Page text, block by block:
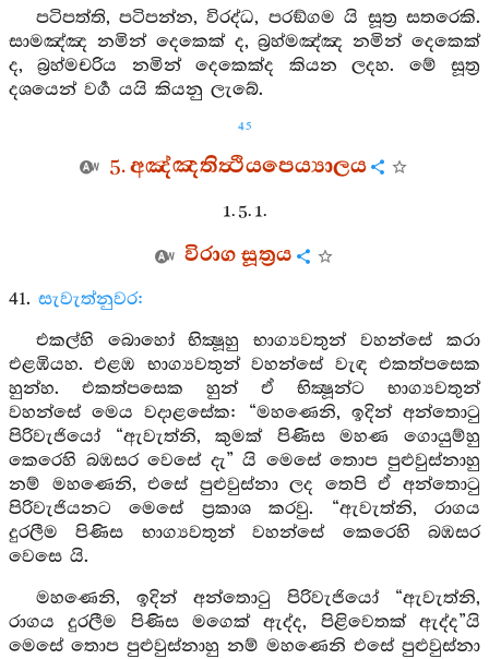
පටිපත්ති, පටිපන්න, විරද්ධ, පරඞ්ගම යි සූත්‍ර සතරෙකි.
සාමඤ්ඤ නමින් දෙකෙක් ද, බ්‍රහ්මඤ්ඤ නමින් දෙකෙක්
ද, බ්‍රහ්මචරිය නමින් දෙකෙක්ද කියන ලදහ. මේ සූත්‍ර
දශයෙන් වර්‍ග යයි කියනු ලැබේ.
45
5. අඤ්ඤතිත්‍ථියපෙය්‍යාලය
1. 5. 1.
විරාග සූත්‍රය
41. සැවැත්නුවර:
එකල්හි බොහෝ භික්‍ෂූහු භාග්‍යවතුන් වහන්සේ කරා
එළඹියහ. එළඹ භාග්‍යවතුන් වහන්සේ වැඳ එකත්පසෙක
හුන්හ. එකත්පසෙක හුන් ඒ භික්‍ෂූන්ට භාග්‍යවතුන්
වහන්සේ මෙය වදාළසේක: “මහණෙනි, ඉදින් අන්තොටු
පිරිවැජියෝ “ඇවැත්නි, කුමක් පිණිස මහණ ගොයුම්හු
කෙරෙහි බඹසර වෙසේ දැ” යි මෙසේ තොප පුළුවුස්නාහු
නම් මහණෙනි, එසේ පුළුවුස්නා ලද තෙපි ඒ අන්තොටු
පිරිවැජියනට මෙසේ ප්‍රකාශ කරවු. “ඇවැත්නි, රාගය
දුරලීම පිණිස භාග්‍යවතුන් වහන්සේ කෙරෙහි බඹසර
වෙසෙ යි.
මහණෙනි, ඉදින් අන්තොටු පිරිවැජියෝ “ඇවැත්නි,
රාගය දුරලීම පිණිස මගෙක් ඇද්ද, පිළිවෙතක් ඇද්ද”යි
මෙසේ තොප පුළුවුස්නාහු නම් මහණෙනි එසේ පුළුවුස්නා